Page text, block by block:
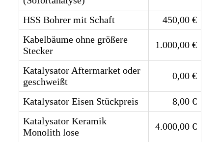
HSS Bohrer mit Schaft
450,00 €
Kabelbäume ohne größere
Stecker
1.000,00 €
Katalysator Aftermarket oder
geschweißt
0,00 €
Katalysator Eisen Stückpreis
8,00 €
Katalysator Keramik
Monolith lose
4.000,00 €